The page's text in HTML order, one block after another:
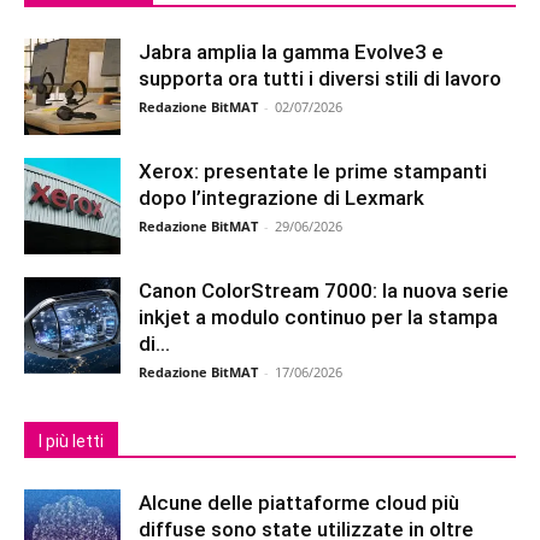
Jabra amplia la gamma Evolve3 e
supporta ora tutti i diversi stili di lavoro
Redazione BitMAT - 02/07/2026
Xerox: presentate le prime stampanti
dopo l’integrazione di Lexmark
Redazione BitMAT - 29/06/2026
Canon ColorStream 7000: la nuova serie
inkjet a modulo continuo per la stampa
di...
Redazione BitMAT - 17/06/2026
I più letti
Alcune delle piattaforme cloud più
diffuse sono state utilizzate in oltre